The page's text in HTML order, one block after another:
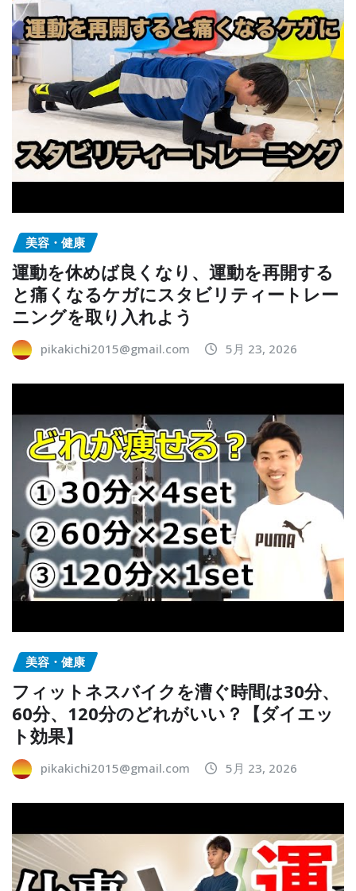
美容・健康
運動を休めば良くなり、運動を再開する
と痛くなるケガにスタビリティートレー
ニングを取り入れよう
pikakichi2015@gmail.com 5月 23, 2026
美容・健康
フィットネスバイクを漕ぐ時間は30分、
60分、120分のどれがいい？【ダイエッ
ト効果】
pikakichi2015@gmail.com 5月 23, 2026